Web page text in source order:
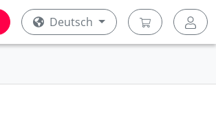
Deutsch